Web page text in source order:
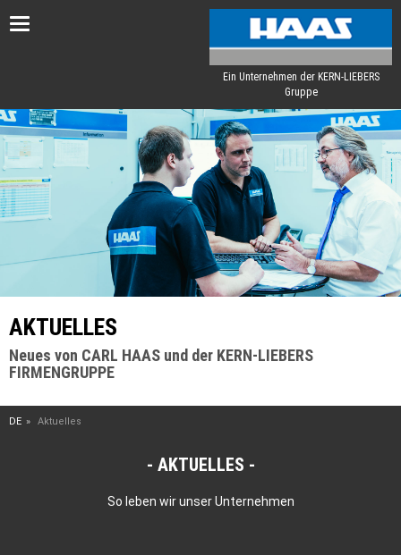
Toggle
Ein Unternehmen der KERN-LIEBERS
Gruppe
AKTUELLES
Neues von CARL HAAS und der KERN-LIEBERS
FIRMENGRUPPE
DE Aktuelles
AKTUELLES
So leben wir unser Unternehmen